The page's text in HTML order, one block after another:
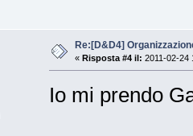
Re:[D&D4]
« Risposta #4 il: 2011-02-24
Io mi prendo